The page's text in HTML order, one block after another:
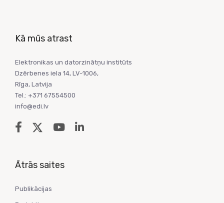
Kā mūs atrast
Elektronikas un datorzinātņu institūts
Dzērbenes iela 14, LV-1006,
Rīga, Latvija
Tel.: +371 67554500
info@edi.lv
Ātrās saites
Publikācijas